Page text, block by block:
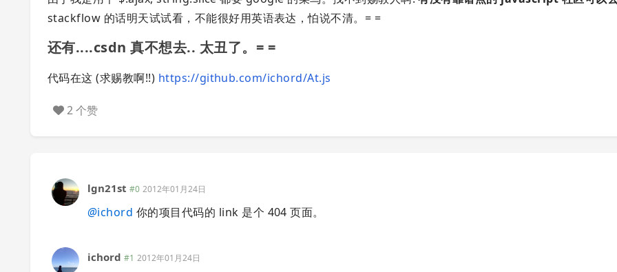
stackflow 的话明天试试看，不能很好用英语表达，怕说不清。= =
还有....csdn 真不想去.. 太丑了。= =
代码在这 (求赐教啊!!) https://github.com/ichord/At.js
2 个赞
lgn21st #0 2012年01月24日
@ichord 你的项目代码的 link 是个 404 页面。
ichord #1 2012年01月24日